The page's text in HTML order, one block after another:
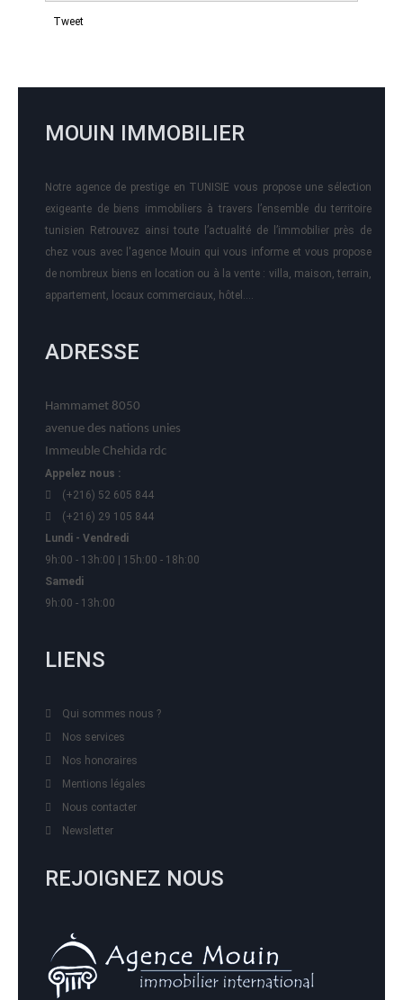
Tweet
MOUIN IMMOBILIER
Notre agence de prestige en TUNISIE vous propose une sélection
exigeante de biens immobiliers à travers l’ensemble du territoire
tunisien Retrouvez ainsi toute l’actualité de l’immobilier près de
chez vous avec l'agence Mouin qui vous informe et vous propose
de nombreux biens en location ou à la vente : villa, maison, terrain,
appartement, locaux commerciaux, hôtel….
ADRESSE
Hammamet 8050
avenue des nations unies
Immeuble Chehida rdc
Appelez nous :
(+216) 52 605 844
(+216) 29 105 844
Lundi - Vendredi
9h:00 - 13h:00 | 15h:00 - 18h:00
Samedi
9h:00 - 13h:00
LIENS
Qui sommes nous ?
Nos services
Nos honoraires
Mentions légales
Nous contacter
Newsletter
REJOIGNEZ NOUS